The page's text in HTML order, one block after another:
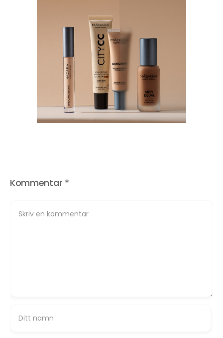
Kommentar *